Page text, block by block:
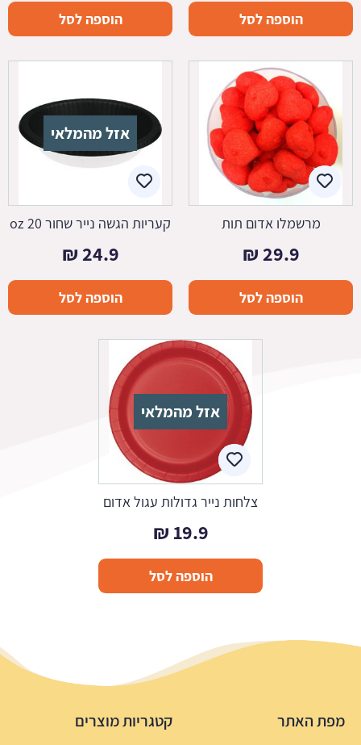
הוספה לסל הוספה לסל
מרשמלו אדום תות
29.9
₪
הוספה לסל
אזל מהמלאי
קעריות הגשה נייר שחור 20 oz
24.9
₪
הוספה לסל
אזל מהמלאי
צלחות נייר גדולות עגול אדום
19.9
₪
הוספה לסל
מפת האתר קטגריות מוצרים